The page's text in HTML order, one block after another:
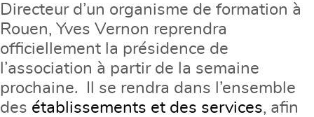
Directeur d’un organisme de formation à
Rouen, Yves Vernon reprendra
officiellement la présidence de
l’association à partir de la semaine
prochaine. Il se rendra dans l’ensemble
des établissements et des services, afin